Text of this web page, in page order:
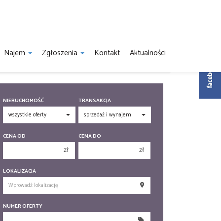
Najem Zgłoszenia Kontakt Aktualności
NIERUCHOMOŚĆ TRANSAKCJA
CENA OD
zł
250 000 zł
300 000 zł
CENA DO
zł
250 000 zł
300 000 zł
LOKALIZACJA
NUMER OFERTY